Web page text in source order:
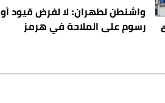
واشنطن لطهران: لا لفرض قيود أو
رسوم على الملاحة في هرمز